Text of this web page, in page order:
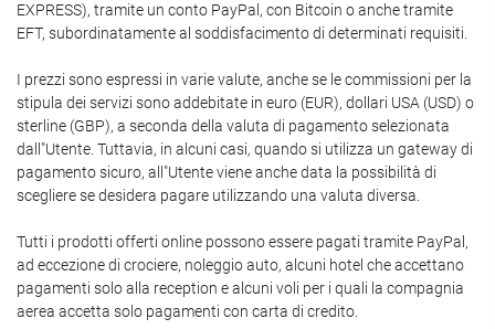
EXPRESS), tramite un conto PayPal, con Bitcoin o anche tramite
EFT, subordinatamente al soddisfacimento di determinati requisiti.
I prezzi sono espressi in varie valute, anche se le commissioni per la
stipula dei servizi sono addebitate in euro (EUR), dollari USA (USD) o
sterline (GBP), a seconda della valuta di pagamento selezionata
dall"Utente. Tuttavia, in alcuni casi, quando si utilizza un gateway di
pagamento sicuro, all"Utente viene anche data la possibilità di
scegliere se desidera pagare utilizzando una valuta diversa.
Tutti i prodotti offerti online possono essere pagati tramite PayPal,
ad eccezione di crociere, noleggio auto, alcuni hotel che accettano
pagamenti solo alla reception e alcuni voli per i quali la compagnia
aerea accetta solo pagamenti con carta di credito.